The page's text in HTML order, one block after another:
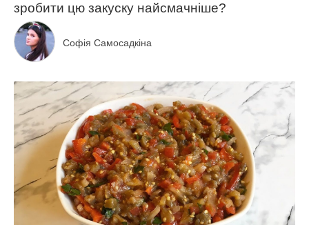
зробити цю закуску найсмачніше?
Софія Самосадкіна